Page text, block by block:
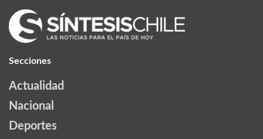
Secciones
Actualidad
Nacional
Deportes